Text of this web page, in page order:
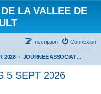
LA VALLEE DE
Connexion
Inscription
2026 JOURNEE ASSOCIATIONS 5 SEPT 2026
5 SEPT 2026